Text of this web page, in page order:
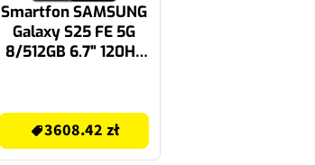
Smartfon SAMSUNG
Galaxy S25 FE 5G
8/512GB 6.7" 120Hz
3608.42 zł